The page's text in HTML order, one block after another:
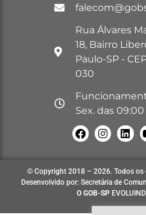
Rua Álvares
18, Bairro
Paulo-SP -
030
Sex. das 09:00
© Copyright 2018 – 2026. Todos os
Desenvolvido por: Secretária de
O GOB-SP